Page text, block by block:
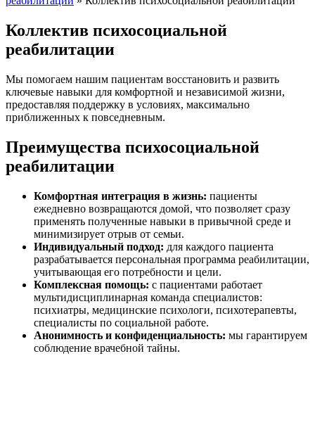
Коллектив психосоциальной
реабилитации
Мы помогаем нашим пациентам восстановить и развить
ключевые навыки для комфортной и независимой жизни,
предоставляя поддержку в условиях, максимально
приближенных к повседневным.
Преимущества психосоциальной
реабилитации
Комфортная интеграция в жизнь: пациенты
ежедневно возвращаются домой, что позволяет сразу
применять полученные навыки в привычной среде и
минимизирует отрыв от семьи.
Индивидуальный подход: для каждого пациента
разрабатывается персональная программа реабилитации,
учитывающая его потребности и цели.
Комплексная помощь: с пациентами работает
мультидисциплинарная команда специалистов:
психиатры, медицинские психологи, психотерапевты,
специалисты по социальной работе.
Анонимность и конфиденциальность: мы гарантируем
соблюдение врачебной тайны.